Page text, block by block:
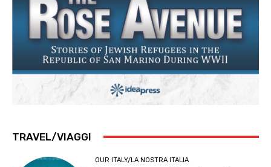
TRAVEL/VIAGGI
OUR ITALY/LA NOSTRA ITALIA